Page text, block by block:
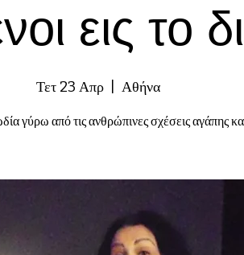
εις το
Τετ 23 Απρ Αθήνα
γύρω από τις ανθρώπινες σχέσεις αγάπης